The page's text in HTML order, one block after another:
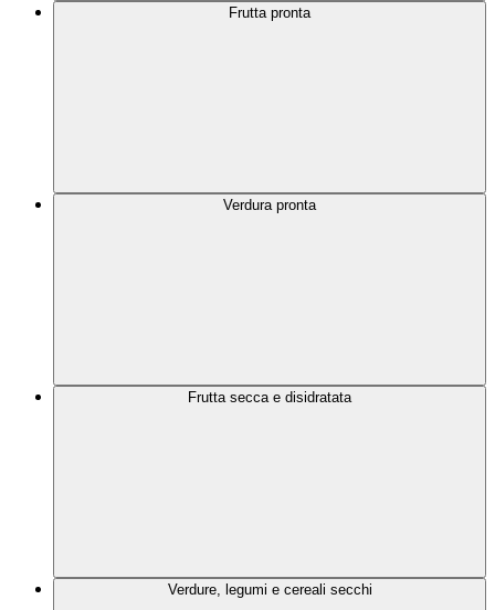
Frutta pronta
Verdura pronta
Frutta secca e disidratata
Verdure, legumi e cereali secchi